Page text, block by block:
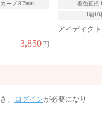
ーブ 8.7mm
1,859 円
着色直径
1箱10
ミッシュブ
、 ログインが必要になり